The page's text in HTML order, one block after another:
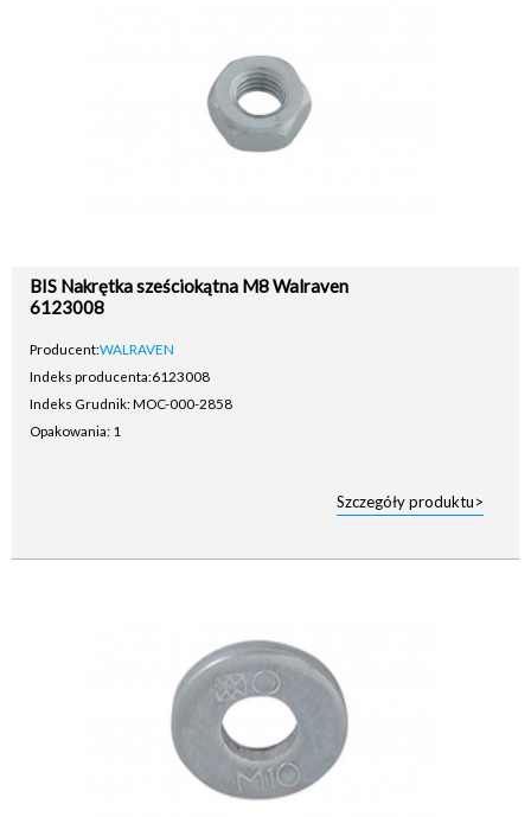
BIS Nakrętka sześciokątna M8 Walraven
6123008
Producent:WALRAVEN
Indeks producenta:6123008
Indeks Grudnik: MOC-000-2858
Opakowania: 1
Szczegóły produktu>